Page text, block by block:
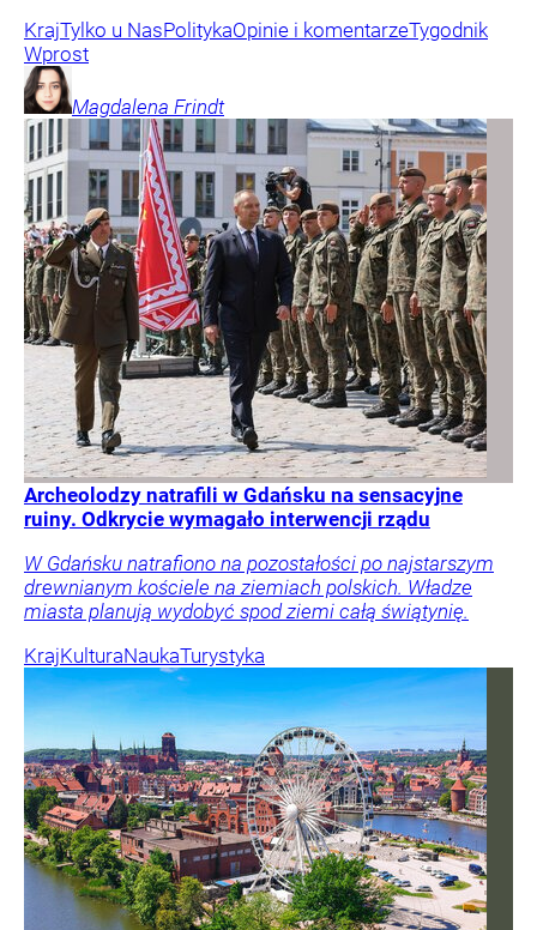
KrajTylko u NasPolitykaOpinie i komentarzeTygodnik
Wprost
Magdalena Frindt
Archeolodzy natrafili w Gdańsku na sensacyjne
ruiny. Odkrycie wymagało interwencji rządu
W Gdańsku natrafiono na pozostałości po najstarszym
drewnianym kościele na ziemiach polskich. Władze
miasta planują wydobyć spod ziemi całą świątynię.
KrajKulturaNaukaTurystyka